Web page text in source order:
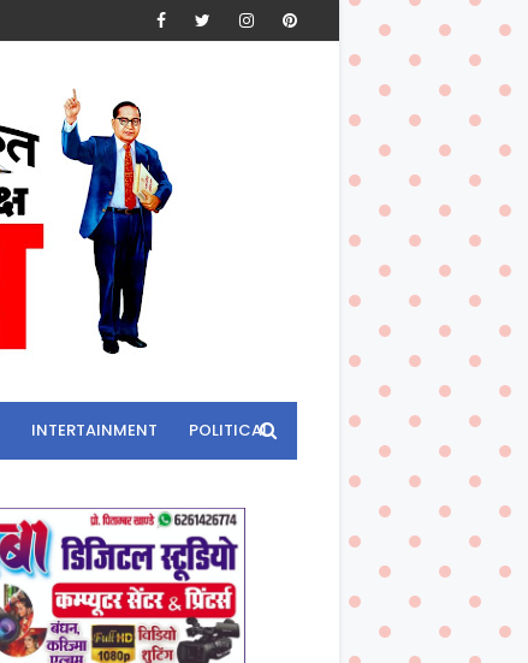
INTERTAINMENT POLITICAL